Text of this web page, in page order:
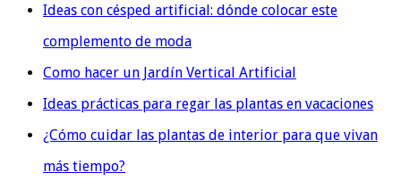
Ideas con césped artificial: dónde colocar este
complemento de moda
Como hacer un Jardín Vertical Artificial
Ideas prácticas para regar las plantas en vacaciones
¿Cómo cuidar las plantas de interior para que vivan
más tiempo?